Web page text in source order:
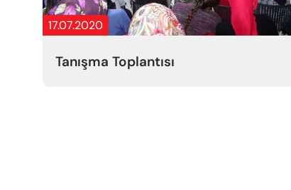
17.07.2020
Tanışma Toplantısı